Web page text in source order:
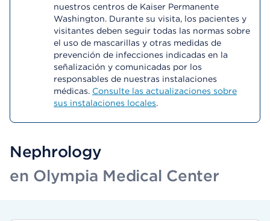
nuestros centros de Kaiser Permanente
Washington. Durante su visita, los pacientes y
visitantes deben seguir todas las normas sobre
el uso de mascarillas y otras medidas de
prevención de infecciones indicadas en la
señalización y comunicadas por los
responsables de nuestras instalaciones
médicas. Consulte las actualizaciones sobre
sus instalaciones locales.
Nephrology
en Olympia Medical Center